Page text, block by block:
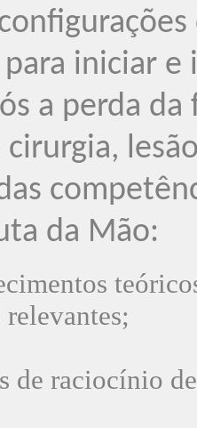
iniciar
a perda
da Mão:
de raciocínio